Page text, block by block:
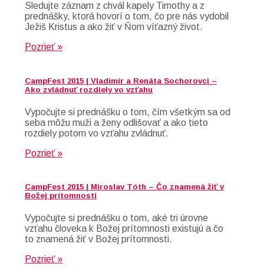
Sledujte záznam z chvál kapely Timothy a z
prednášky, ktorá hovorí o tom, čo pre nás vydobil
Ježiš Kristus a ako žiť v Ňom víťazný život.
Pozrieť »
CampFest 2015 | Vladimír a Renáta Sochorovci –
Ako zvládnuť rozdiely vo vzťahu
Vypočujte si prednášku o tom, čím všetkým sa od
seba môžu muži a ženy odlišovať a ako tieto
rozdiely potom vo vzťahu zvládnuť.
Pozrieť »
CampFest 2015 | Miroslav Tóth – Čo znamená žiť v
Božej prítomnosti
Vypočujte si prednášku o tom, aké tri úrovne
vzťahu človeka k Božej prítomnosti existujú a čo
to znamená žiť v Božej prítomnosti.
Pozrieť »